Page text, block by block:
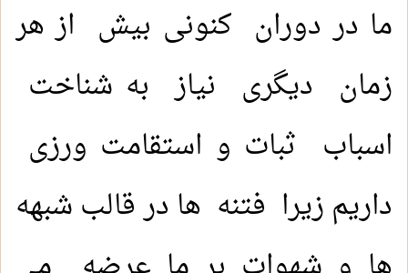
ما در دوران کنونی بیش از هر
زمان دیگری نیاز به شناخت
اسباب ثبات و استقامت ورزی
داریم زیرا فتنه ها در قالب شبهه